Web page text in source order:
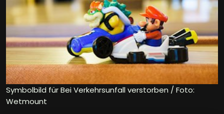
Symbolbild für Bei Verkehrsunfall verstorben / Foto:
Wetmount